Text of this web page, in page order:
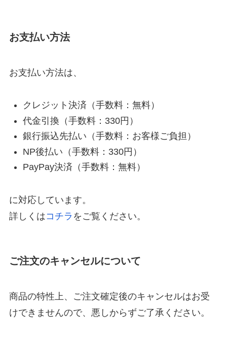
お支払い方法
お支払い方法は、
クレジット決済（手数料：無料）
代金引換（手数料：330円）
銀行振込先払い（手数料：お客様ご負担）
NP後払い（手数料：330円）
PayPay決済（手数料：無料）
に対応しています。
詳しくはコチラ をご覧ください。
ご注文のキャンセルについて
商品の特性上、ご注文確定後のキャンセルはお受
けできませんので、悪しからずご了承ください。